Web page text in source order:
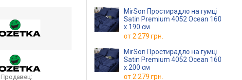
Продавец:
MirSon Простирадло на гумці
Satin Premium 4052 Ocean 160
х 190 см
от2 279 грн.
MirSon Простирадло на гумці
Satin Premium 4052 Ocean 160
х 200 см
от2 279 грн.